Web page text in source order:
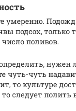
умеренно.
подсох, только
поливов.
нужен
чуть-чуть
то культуре
следует полить